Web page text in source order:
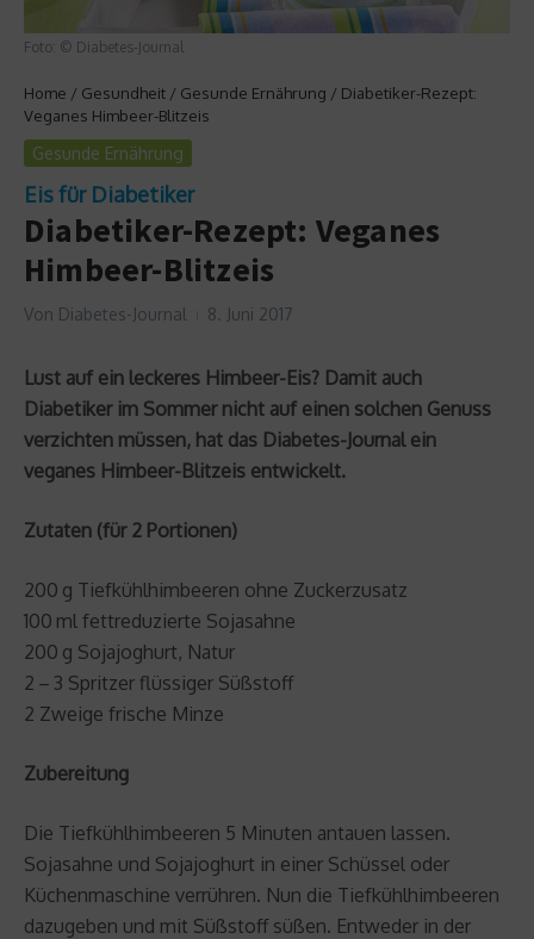
Foto: © Diabetes-Journal
Home / Gesundheit / Gesunde Ernährung / Diabetiker-Rezept:
Veganes Himbeer-Blitzeis
Gesunde Ernährung
Eis für Diabetiker
Diabetiker-Rezept: Veganes
Himbeer-Blitzeis
Von Diabetes-Journal 8. Juni 2017
Lust auf ein leckeres Himbeer-Eis? Damit auch
Diabetiker im Sommer nicht auf einen solchen Genuss
verzichten müssen, hat das Diabetes-Journal ein
veganes Himbeer-Blitzeis entwickelt.
Zutaten (für 2 Portionen)
200 g Tiefkühlhimbeeren ohne Zuckerzusatz
100 ml fettreduzierte Soja­sahne
200 g Sojajoghurt, Natur
2 – 3 Spritzer flüssiger Süßstoff
2 Zweige frische Minze
Zubereitung
Die Tiefkühlhimbeeren 5 Minuten antauen lassen.
Sojasahne und Sojajoghurt in einer Schüssel oder
Küchenmaschine verrühren. Nun die Tiefkühlhimbeeren
dazugeben und mit Süßstoff süßen. Entweder in der